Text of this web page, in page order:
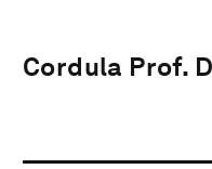
Cordula Prof.